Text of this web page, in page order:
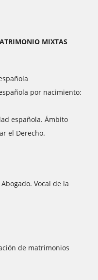
MIXTAS
por nacimiento:
española. Ámbito
el Derecho.
Vocal de la
de matrimonios